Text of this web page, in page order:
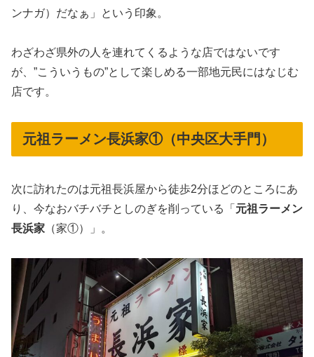
ンナガ）だなぁ」という印象。
わざわざ県外の人を連れてくるような店ではないです
が、”こういうもの”として楽しめる一部地元民にはなじむ
店です。
元祖ラーメン長浜家①（中央区大手門）
次に訪れたのは元祖長浜屋から徒歩2分ほどのところにあ
り、今なおバチバチとしのぎを削っている「 元祖ラーメン
長浜家 （家①）」。